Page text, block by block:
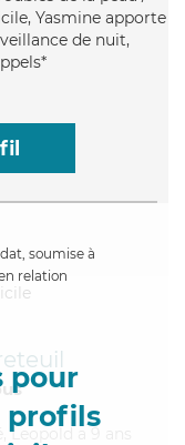
Yasmine apporte
de nuit,
soumise à
relation
pour
profils
Leopold a 9 ans